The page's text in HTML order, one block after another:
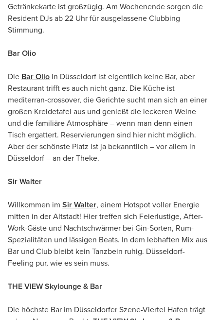
Getränkekarte ist großzügig. Am Wochenende sorgen die
Resident DJs ab 22 Uhr für ausgelassene Clubbing
Stimmung.
Bar Olio
Die Bar Olio in Düsseldorf ist eigentlich keine Bar, aber
Restaurant trifft es auch nicht ganz. Die Küche ist
mediterran-crossover, die Gerichte sucht man sich an einer
großen Kreidetafel aus und genießt die leckeren Weine
und die familiäre Atmosphäre – wenn man denn einen
Tisch ergattert. Reservierungen sind hier nicht möglich.
Aber der schönste Platz ist ja bekanntlich – vor allem in
Düsseldorf – an der Theke.
Sir Walter
Willkommen im Sir Walter, einem Hotspot voller Energie
mitten in der Altstadt! Hier treffen sich Feierlustige, After-
Work-Gäste und Nachtschwärmer bei Gin-Sorten, Rum-
Spezialitäten und lässigen Beats. In dem lebhaften Mix aus
Bar und Club bleibt kein Tanzbein ruhig. Düsseldorf-
Feeling pur, wie es sein muss.
THE VIEW Skylounge & Bar
Die höchste Bar im Düsseldorfer Szene-Viertel Hafen trägt